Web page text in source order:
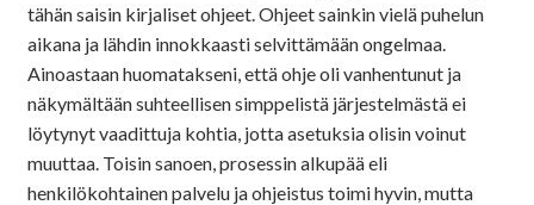
tähän saisin kirjaliset ohjeet. Ohjeet sainkin vielä puhelun
aikana ja lähdin innokkaasti selvittämään ongelmaa.
Ainoastaan huomatakseni, että ohje oli vanhentunut ja
näkymältään suhteellisen simppelistä järjestelmästä ei
löytynyt vaadittuja kohtia, jotta asetuksia olisin voinut
muuttaa. Toisin sanoen, prosessin alkupää eli
henkilökohtainen palvelu ja ohjeistus toimi hyvin, mutta